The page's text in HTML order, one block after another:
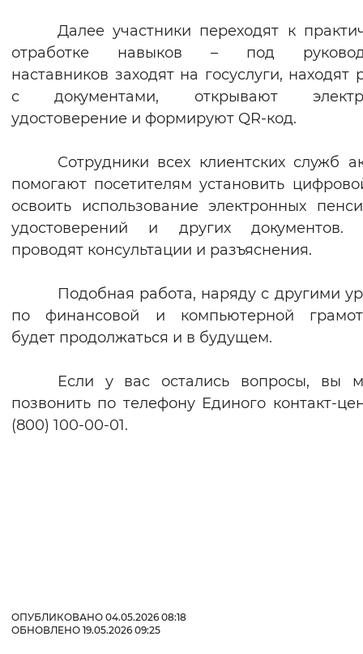
Далее участники переходят к
отработке навыков – под
наставников заходят на госуслуги, находят
с документами, открывают
удостоверение и формируют QR-код.
Сотрудники всех клиентских служб
помогают посетителям установить
освоить использование электронных
удостоверений и других документов.
проводят консультации и разъяснения.
Подобная работа, наряду с другими
по финансовой и компьютерной
будет продолжаться и в будущем.
Если у вас остались вопросы, вы
позвонить по телефону Единого контакт-
(800) 100-00-01.
ОПУБЛИКОВАНО 04.05.2026 08:18
ОБНОВЛЕНО 19.05.2026 09:25